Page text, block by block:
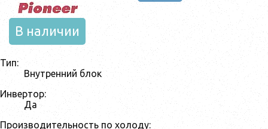
В наличии
Тип:
Внутренний блок
Инвертор:
Да
Производительность по холоду: